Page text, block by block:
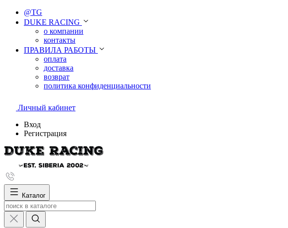
@TG
DUKE RACING
о компании
контакты
ПРАВИЛА РАБОТЫ
оплата
доставка
возврат
политика конфиденциальности
Личный кабинет
Вход
Регистрация
Каталог